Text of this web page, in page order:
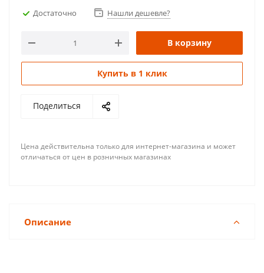
Достаточно Нашли дешевле?
В корзину
Купить в 1 клик
Поделиться
Цена действительна только для интернет-магазина и может
отличаться от цен в розничных магазинах
Описание